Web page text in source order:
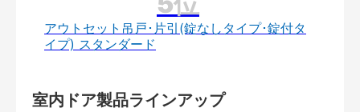
アウトセット吊戸･片引(錠なしタイプ･錠付タ
イプ) スタンダード
室内ドア製品ラインアップ